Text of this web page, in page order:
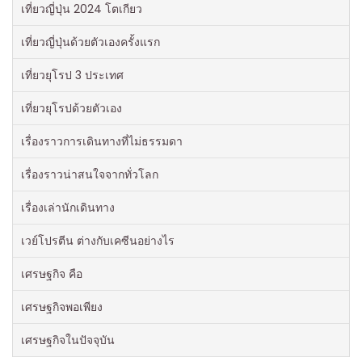
เที่ยวญี่ปุ่น 2024 โตเกียว
เที่ยวญี่ปุ่นด้วยตัวเองครั้งแรก
เที่ยวยุโรป 3 ประเทศ
เที่ยวยุโรปด้วยตัวเอง
เรื่องราวการเดินทางที่ไม่ธรรมดา
เรื่องราวน่าสนใจจากทั่วโลก
เรื่องเล่านักเดินทาง
เวย์โปรตีน ต่างกับเคซีนอย่างไร
เศรษฐกิจ คือ
เศรษฐกิจพอเพียง
เศรษฐกิจในปัจจุบัน